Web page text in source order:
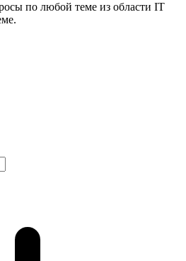
по любой теме из области IT